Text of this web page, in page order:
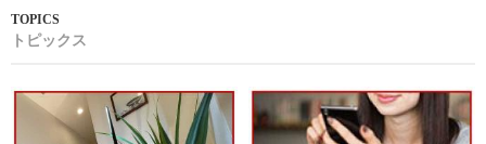
トピックス